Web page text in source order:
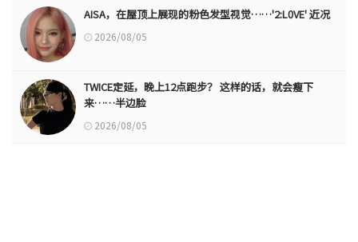
AISA，在屋顶上展现的粉色发型视觉……'2:L0VE' 近况
2026/08/05
TWICE定延，晚上12点跑步？ 这样的话，就会瘦下
来……半边脸
2026/08/05